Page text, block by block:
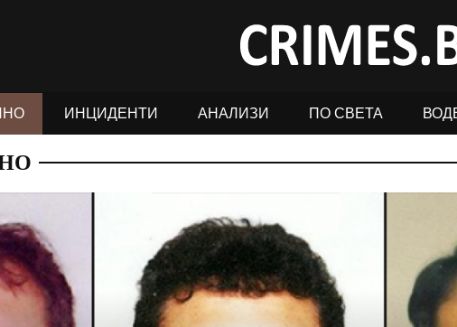
ИНЦИДЕНТИ АНАЛИЗИ ПО СВЕТА